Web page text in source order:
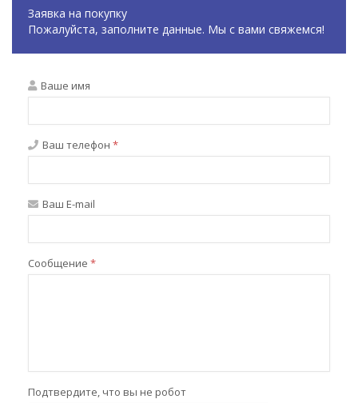
Заявка на покупку
Пожалуйста, заполните данные. Мы с вами свяжемся!
Ваше имя
Ваш телефон *
Ваш E-mail
Сообщение *
Подтвердите, что вы не робот